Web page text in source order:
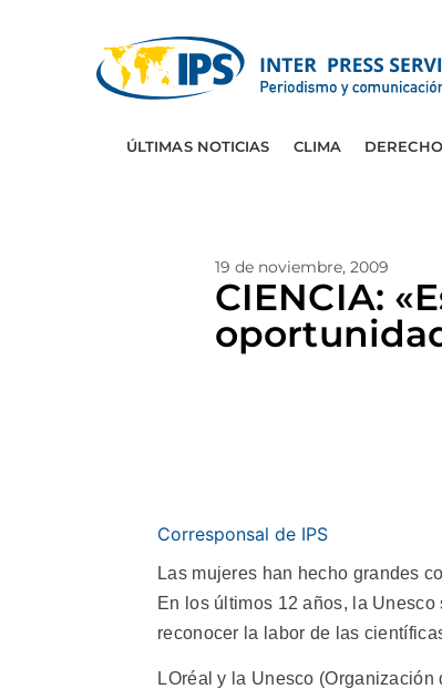
ÚLTIMAS NOTICIAS CLIMA
19 de noviembre, 2009
CIENCIA:
Corresponsal de IPS
Las mujeres han hecho grandes
En los últimos 12 años, la Unesco
reconocer la labor de las
LOréal y la Unesco